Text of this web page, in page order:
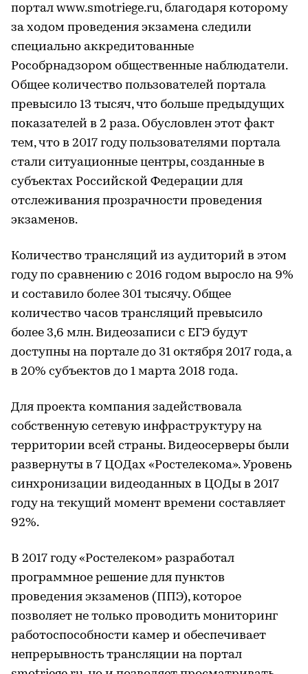
портал www.smotriege.ru, благодаря которому
за ходом проведения экзамена следили
специально аккредитованные
Рособрнадзором общественные наблюдатели.
Общее количество пользователей портала
превысило 13 тысяч, что больше предыдущих
показателей в 2 раза. Обусловлен этот факт
тем, что в 2017 году пользователями портала
стали ситуационные центры, созданные в
субъектах Российской Федерации для
отслеживания прозрачности проведения
экзаменов.
Количество трансляций из аудиторий в этом
году по сравнению с 2016 годом выросло на 9%
и составило более 301 тысячу. Общее
количество часов трансляций превысило
более 3,6 млн. Видеозаписи с ЕГЭ будут
доступны на портале до 31 октября 2017 года, а
в 20% субъектов до 1 марта 2018 года.
Для проекта компания задействовала
собственную сетевую инфраструктуру на
территории всей страны. Видеосерверы были
развернуты в 7 ЦОДах «Ростелекома». Уровень
синхронизации видеоданных в ЦОДы в 2017
году на текущий момент времени составляет
92%.
В 2017 году «Ростелеком» разработал
программное решение для пунктов
проведения экзаменов (ППЭ), которое
позволяет не только проводить мониторинг
работоспособности камер и обеспечивает
непрерывность трансляции на портал